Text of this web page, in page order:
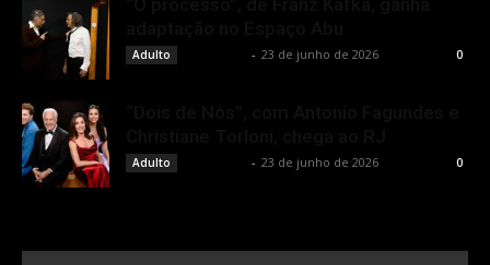
Adulto - 23 de junho de 2026 0
Adulto - 23 de junho de 2026 0